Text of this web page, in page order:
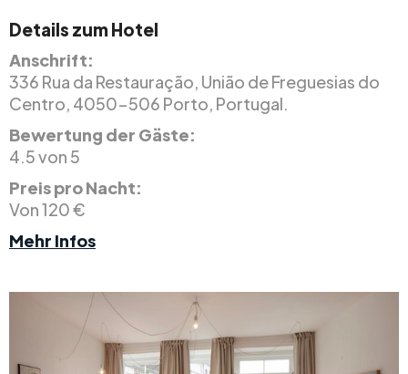
Details zum Hotel
Anschrift:
336 Rua da Restauração, União de Freguesias do
Centro, 4050-506 Porto, Portugal.
Bewertung der Gäste:
4.5 von 5
Preis pro Nacht:
Von 120 €
Mehr Infos